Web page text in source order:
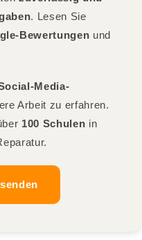
. Lesen Sie
Bewertungen und
Media-
Arbeit zu erfahren.
100 Schulen in